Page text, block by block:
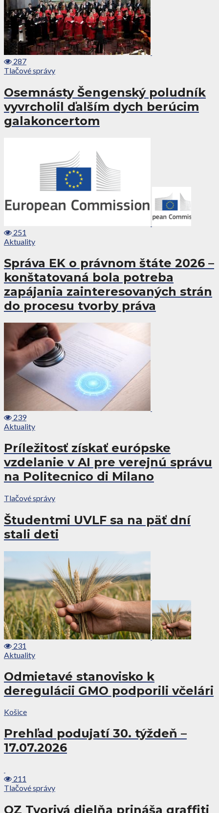
287
Tlačové správy
Osemnásty Šengenský poludník
vyvrcholil ďalším dych berúcim
galakoncertom
251
Aktuality
Správa EK o právnom štáte 2026 –
konštatovaná bola potreba
zapájania zainteresovaných strán
do procesu tvorby práva
239
Aktuality
Príležitosť získať európske
vzdelanie v AI pre verejnú správu
na Politecnico di Milano
Tlačové správy
Študentmi UVLF sa na päť dní
stali deti
231
Aktuality
Odmietavé stanovisko k
deregulácii GMO podporili včelári
Košice
Prehľad podujatí 30. týždeň –
17.07.2026
211
Tlačové správy
OZ Tvorivá dielňa prináša graffiti